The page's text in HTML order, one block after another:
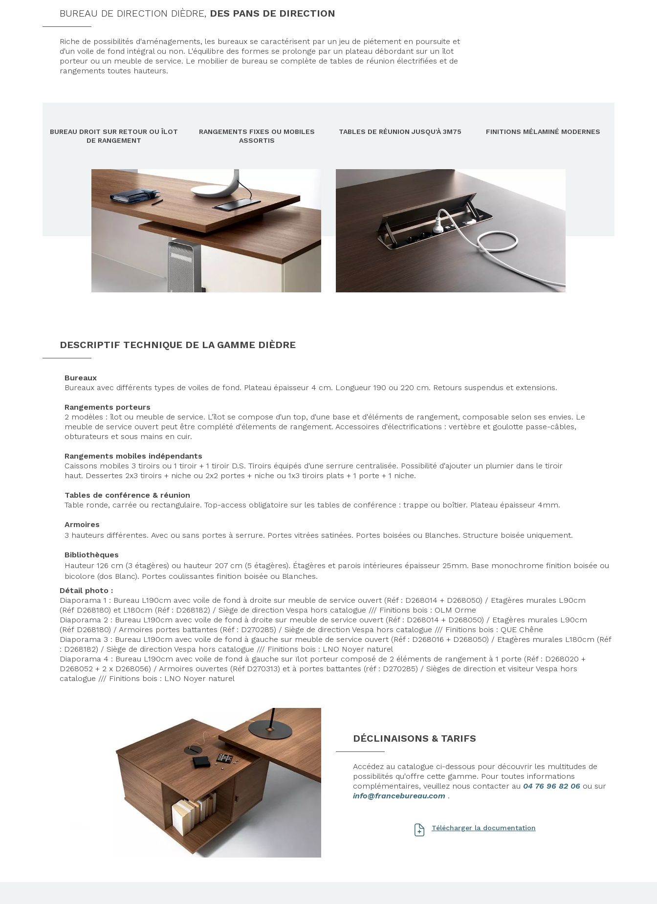
Axeptio consent
BUREAU DE DIRECTION DIÈDRE, DES PANS DE DIRECTION
Riche de possibilités d'aménagements, les bureaux se caractérisent par un jeu de piétement en poursuite et
d'un voile de fond intégral ou non. L'équilibre des formes se prolonge par un plateau débordant sur un îlot
porteur ou un meuble de service. Le mobilier de bureau se complète de tables de réunion électrifiées et de
rangements toutes hauteurs.
BUREAU DROIT SUR RETOUR OU ÎLOT
DE RANGEMENT
RANGEMENTS FIXES OU MOBILES
ASSORTIS
TABLES DE RÉUNION JUSQU'À 3M75 FINITIONS MÉLAMINÉ MODERNES
DESCRIPTIF TECHNIQUE DE LA GAMME DIÈDRE
Bureaux
Bureaux avec différents types de voiles de fond. Plateau épaisseur 4 cm. Longueur 190 ou 220 cm. Retours suspendus et extensions.
Rangements porteurs
2 modèles : îlot ou meuble de service. L'îlot se compose d'un top, d'une base et d'éléments de rangement, composable selon ses envies. Le
meuble de service ouvert peut être complété d'élements de rangement. Accessoires d'électrifications : vertèbre et goulotte passe-câbles,
obturateurs et sous mains en cuir.
Rangements mobiles indépendants
Caissons mobiles 3 tiroirs ou 1 tiroir + 1 tiroir D.S. Tiroirs équipés d'une serrure centralisée. Possibilité d'ajouter un plumier dans le tiroir
haut. Dessertes 2x3 tiroirs + niche ou 2x2 portes + niche ou 1x3 tiroirs plats + 1 porte + 1 niche.
Tables de conférence & réunion
Table ronde, carrée ou rectangulaire. Top-access obligatoire sur les tables de conférence : trappe ou boîtier. Plateau épaisseur 4mm.
Armoires
3 hauteurs différentes. Avec ou sans portes à serrure. Portes vitrées satinées. Portes boisées ou Blanches. Structure boisée uniquement.
Bibliothèques
Hauteur 126 cm (3 étagères) ou hauteur 207 cm (5 étagères). Étagères et parois intérieures épaisseur 25mm. Base monochrome finition boisée ou
bicolore (dos Blanc). Portes coulissantes finition boisée ou Blanches.
Détail photo :
Diaporama 1 : Bureau L190cm avec voile de fond à droite sur meuble de service ouvert (Réf : D268014 + D268050) / Etagères murales L90cm
(Réf D268180) et L180cm (Réf : D268182) / Siège de direction Vespa hors catalogue /// Finitions bois : OLM Orme
Diaporama 2 : Bureau L190cm avec voile de fond à droite sur meuble de service ouvert (Réf : D268014 + D268050) / Etagères murales L90cm
(Réf D268180) / Armoires portes battantes (Réf : D270285) / Siège de direction Vespa hors catalogue /// Finitions bois : QUE Chêne
Diaporama 3 : Bureau L190cm avec voile de fond à gauche sur meuble de service ouvert (Réf : D268016 + D268050) / Etagères murales L180cm (Réf
: D268182) / Siège de direction Vespa hors catalogue /// Finitions bois : LNO Noyer naturel
Diaporama 4 : Bureau L190cm avec voile de fond à gauche sur ïlot porteur composé de 2 éléments de rangement à 1 porte (Réf : D268020 +
D268052 + 2 x D268056) / Armoires ouvertes (Réf D270313) et à portes battantes (réf : D270285) / Sièges de direction et visiteur Vespa hors
catalogue /// Finitions bois : LNO Noyer naturel
DÉCLINAISONS & TARIFS
Accédez au catalogue ci-dessous pour découvrir les multitudes de
possibilités qu'offre cette gamme. Pour toutes informations
complémentaires, veuillez nous contacter au 04 76 96 82 06 ou sur
info@francebureau.com .
Télécharger la documentation